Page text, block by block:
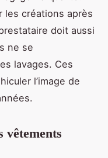
les créations après
doit aussi
ne se
lavages. Ces
l’image de
vêtements